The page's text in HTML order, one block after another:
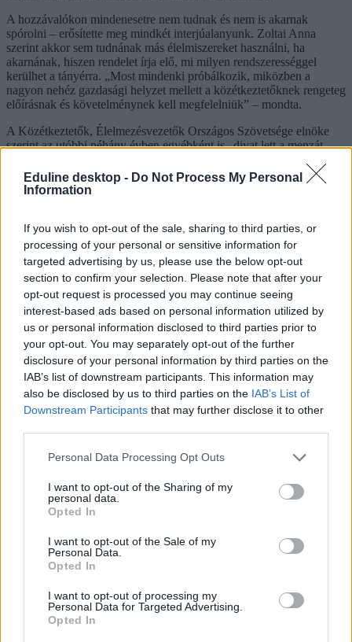
Eduline desktop - Do Not Process My Personal
Information
If you wish to opt-out of the sale, sharing to third parties, or
processing of your personal or sensitive information for
targeted advertising by us, please use the below opt-out
section to confirm your selection. Please note that after your
opt-out request is processed you may continue seeing
interest-based ads based on personal information utilized by
us or personal information disclosed to third parties prior to
your opt-out. You may separately opt-out of the further
disclosure of your personal information by third parties on the
IAB’s list of downstream participants. This information may
also be disclosed by us to third parties on the IAB’s List of
Downstream Participants that may further disclose it to other
Personal Data Processing Opt Outs
I want to opt-out of the Sharing of my
personal data.
Opted In
I want to opt-out of the Sale of my
Personal Data.
Opted In
I want to opt-out of processing my
Personal Data for Targeted Advertising.
Opted In
A hozzávalókon mindenesetre nem tudnak és nem is akarnak
spórolni – erősítette meg mindkét interjúalanyunk. Zoltai Anna
szerint akkor sem tudnának más élelmiszereket használni, ha
akarnának, hiszen rendelet írja elő, mi milyen rendszerességgel
kerülhet a tányérra. „Most mindenki próbálkozik, miközben a
nagyon nehéz gazdasági helyzet mellett a közétkeztetőknek rengeteg
előírásnak és követelménynek kell megfelelniük” – mondta.
A Közétkeztetők, Élelmezésvezetők Országos Szövetsége elnöke
szerint az utóbbi néhány évben egyébként is „divat lett a menzát
bevezetett szabályozásnak köszönhetően, amely pontosan előírja,
hogy mennyi sót használhatnak az ételek ízesítéséhez.
A speciális étkeztetést igénylő diákok ellátása még komolyabb
fejtörést okoz a cégeknek. Nem csak azért, mert ehhez külön
konyhát kell működtetniük, hanem mert a jogszabályok alapján
ugyanazon az áron kell adniuk ezeket az ételeket, mint a normál
menüt – miközben a „mentes” ebédek jellemzően jóval drágább
alapanyagokból készülnek. Ráadásul egyre nagyobb a valamilyen
ételallergia vagy -érzékenység miatt speciális menüt kérők aránya is.
Bár Enyedi Csaba szerint ez eddig is óriási ráfizetéssel járt a
közétkeztetőknek, hiszen a térítési díj a szülők számára államilag
támogatott, viszont az intézményfenntartók csak ritkán állják az
étkeztetési szolgáltatók többletköltségeit.